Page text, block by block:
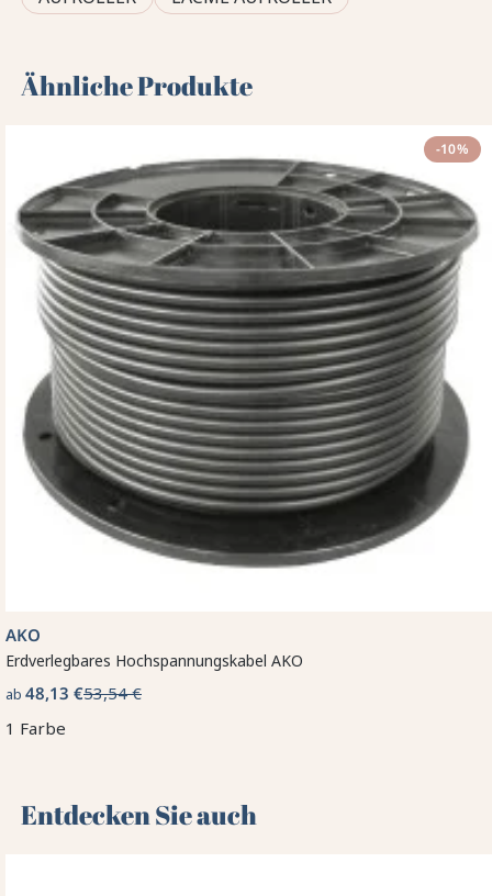
Ähnliche Produkte
-10%
AKO
Erdverlegbares Hochspannungskabel AKO
ab 48,13 €53,54 €
1 Farbe
Entdecken Sie auch 🌻